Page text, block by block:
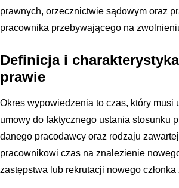
prawnych, orzecznictwie sądowym oraz
pracownika przebywającego na
Definicja i
prawie
Okres wypowiedzenia to czas, który musi
umowy do faktycznego ustania stosunku
danego pracodawcy oraz rodzaju
pracownikowi czas na znalezienie
zastępstwa lub rekrutacji nowego członka